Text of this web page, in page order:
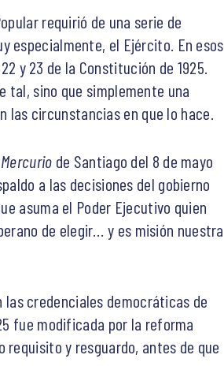
requirió de una serie de
especialmente, el Ejército. En esos
y 23 de la Constitución de 1925.
tal, sino que simplemente una
las circunstancias en que lo hace.
de Santiago del 8 de mayo
a las decisiones del gobierno
asuma el Poder Ejecutivo quien
de elegir… y es misión nuestra
las credenciales democráticas de
fue modificada por la reforma
y resguardo, antes de que